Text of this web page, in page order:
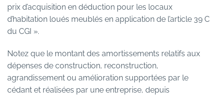
prix d’acquisition en déduction pour les locaux
d’habitation loués meublés en application de l’article 39 C
du CGI ».
Notez que le montant des amortissements relatifs aux
dépenses de construction, reconstruction,
agrandissement ou amélioration supportées par le
cédant et réalisées par une entreprise, depuis